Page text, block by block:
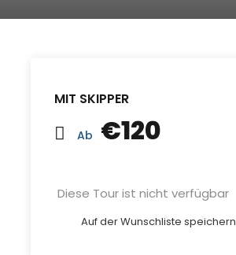
MIT SKIPPER
Ab €120
Diese Tour ist nicht verfügbar
Auf der Wunschliste speichern